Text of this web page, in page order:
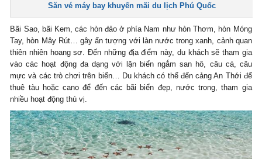
Săn vé máy bay khuyến mãi du lịch Phú Quốc
Bãi Sao, bãi Kem, các hòn đảo ở phía Nam như hòn Thơm, hòn Móng
Tay, hòn Mây Rút… gây ấn tượng với làn nước trong xanh, cảnh quan
thiên nhiên hoang sơ. Đến những địa điểm này, du khách sẽ tham gia
vào các hoạt động đa dạng với lặn biển ngắm san hô, câu cá, câu
mực và các trò chơi trên biển… Du khách có thể đến cảng An Thới để
thuê tàu hoặc cano để đến các bãi biển đẹp, nước trong, tham gia
nhiều hoạt động thú vị.